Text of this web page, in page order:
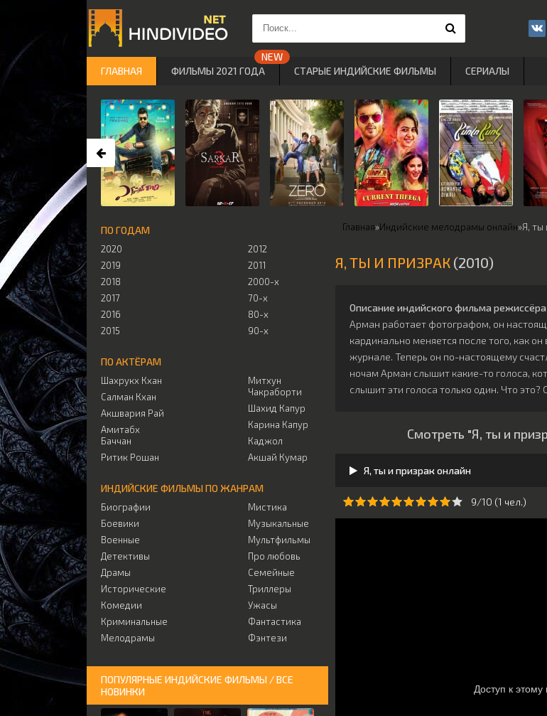
Главная»Индийские мелодрамы онлайн»Я, ты
Я, ТЫ И ПРИЗРАК (2010)
Описание индийского фильма режиссёра
Арман работает фотографом, он
кардинально меняется после того, как
журнале. Теперь он по-настоящему
ночам Арман слышит какие-то голоса,
слышит эти голоса только один. Что
Смотреть "Я, ты и
Я, ты и призрак онлайн
9/10 (1 чeл.)
ПО ГОДАМ
2020
2019
2018
2017
2016
2015
2012
2011
2000-х
70-х
80-х
90-х
ПО АКТЁРАМ
Шахрукх Кхан
Салман Кхан
Акшвария Рай
Амитабх
Баччан
Ритик Рошан
Митхун
Чакраборти
Шахид Капур
Карина Капур
Каджол
Акшай Кумар
ИНДИЙСКИЕ ФИЛЬМЫ ПО ЖАНРАМ
Биографии
Боевики
Военные
Детективы
Драмы
Исторические
Комедии
Криминальные
Мелодрамы
Мистика
Музыкальные
Мультфильмы
Про любовь
Семейные
Триллеры
Ужасы
Фантастика
Фэнтези
ПОПУЛЯРНЫЕ ИНДИЙСКИЕ ФИЛЬМЫ / ВСЕ
НОВИНКИ
ГЛАВНАЯ ФИЛЬМЫ 2021 ГОДА СТАРЫЕ ИНДИЙСКИЕ ФИЛЬМЫ СЕРИАЛЫ